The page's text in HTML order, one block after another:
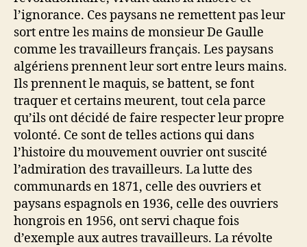
l’ignorance. Ces paysans ne remettent pas leur
sort entre les mains de monsieur De Gaulle
comme les travailleurs français. Les paysans
algériens prennent leur sort entre leurs mains.
Ils prennent le maquis, se battent, se font
traquer et certains meurent, tout cela parce
qu’ils ont décidé de faire respecter leur propre
volonté. Ce sont de telles actions qui dans
l’histoire du mouvement ouvrier ont suscité
l’admiration des travailleurs. La lutte des
communards en 1871, celle des ouvriers et
paysans espagnols en 1936, celle des ouvriers
hongrois en 1956, ont servi chaque fois
d’exemple aux autres travailleurs. La révolte